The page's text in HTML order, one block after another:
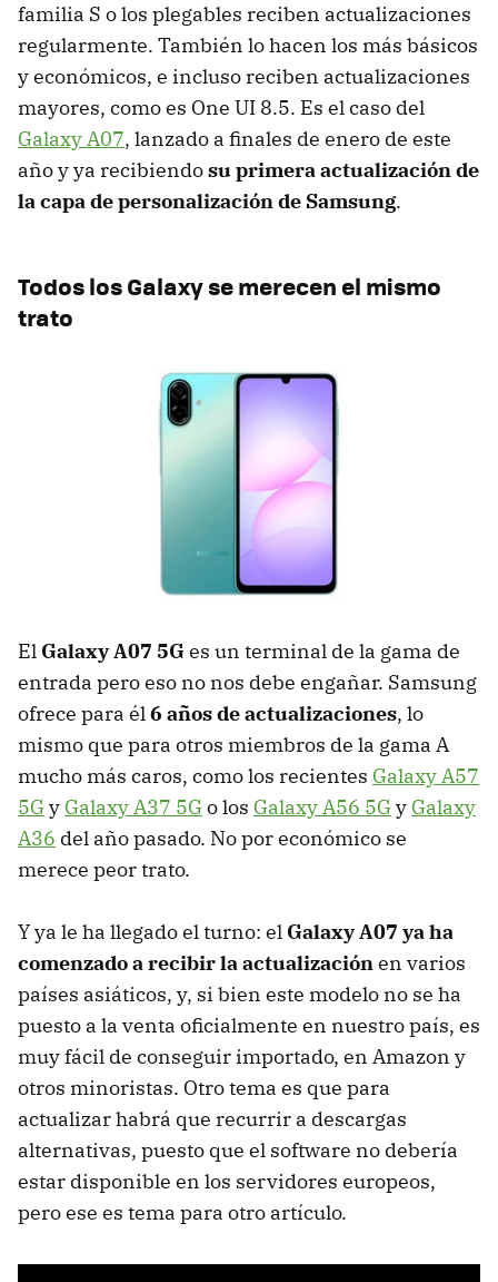
familia S o los plegables reciben actualizaciones
regularmente. También lo hacen los más básicos
y económicos, e incluso reciben actualizaciones
mayores, como es One UI 8.5. Es el caso del
Galaxy A07, lanzado a finales de enero de este
año y ya recibiendosu primera actualización de
la capa de personalización de Samsung.
Todos los Galaxy se merecen el mismo
trato
El Galaxy A07 5Ges un terminal de la gama de
entrada pero eso no nos debe engañar. Samsung
ofrece para él6 años de actualizaciones, lo
mismo que para otros miembros de la gama A
mucho más caros, como los recientes Galaxy A57
5Gy Galaxy A37 5Go los Galaxy A56 5Gy Galaxy
A36 del año pasado. No por económico se
merece peor trato.
Y ya le ha llegado el turno: el Galaxy A07 ya ha
comenzado a recibir la actualizaciónen varios
países asiáticos, y, si bien este modelo no se ha
puesto a la venta oficialmente en nuestro país, es
muy fácil de conseguir importado, en Amazon y
otros minoristas. Otro tema es que para
actualizar habrá que recurrir a descargas
alternativas, puesto que el software no debería
estar disponible en los servidores europeos,
pero ese es tema para otro artículo.